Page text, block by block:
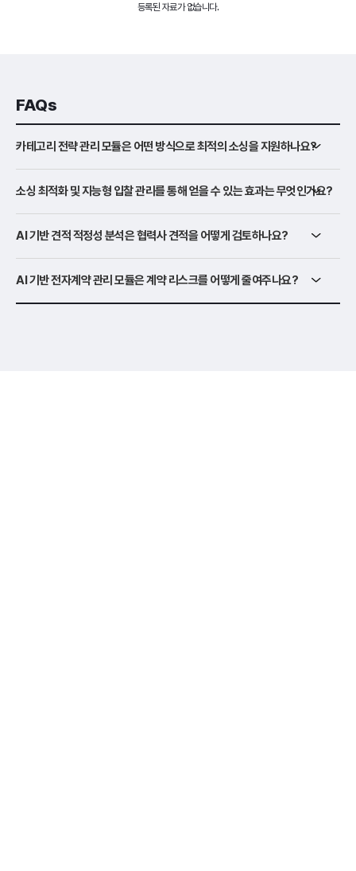
등록된 자료가 없습니다.
FAQs
카테고리 전략 관리 모듈은 어떤 방식으로 최적의 소싱을 지원하나요?
소싱 최적화 및 지능형 입찰 관리를 통해 얻을 수 있는 효과는 무엇인가요?
AI 기반 견적 적정성 분석은 협력사 견적을 어떻게 검토하나요?
AI 기반 전자계약 관리 모듈은 계약 리스크를 어떻게 줄여주나요?